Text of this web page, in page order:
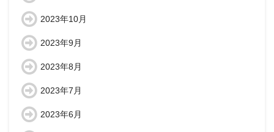
2023年10月
2023年9月
2023年8月
2023年7月
2023年6月